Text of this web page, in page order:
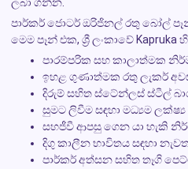
පාර්කර් ජොටර් ඔරිජිනල් රතු බෝල්
මෙම පෑන් එක, ශ්‍රී ලංකාවේ
පාරම්පරික සහ කාලාත්මක
ඉහළ ගුණාත්මක රතු ලැකර්
දිරුම් සහිත ස්ටේන්ලස් ස්ටීල්
සුමට ලිවීම සඳහා මධ්‍යම
සහජීවී ආපසු ගෙන යා හැකි
දිගු කාලීන භාවිතය සඳහා
පාර්කර් අත්සන සහිත තෑගි